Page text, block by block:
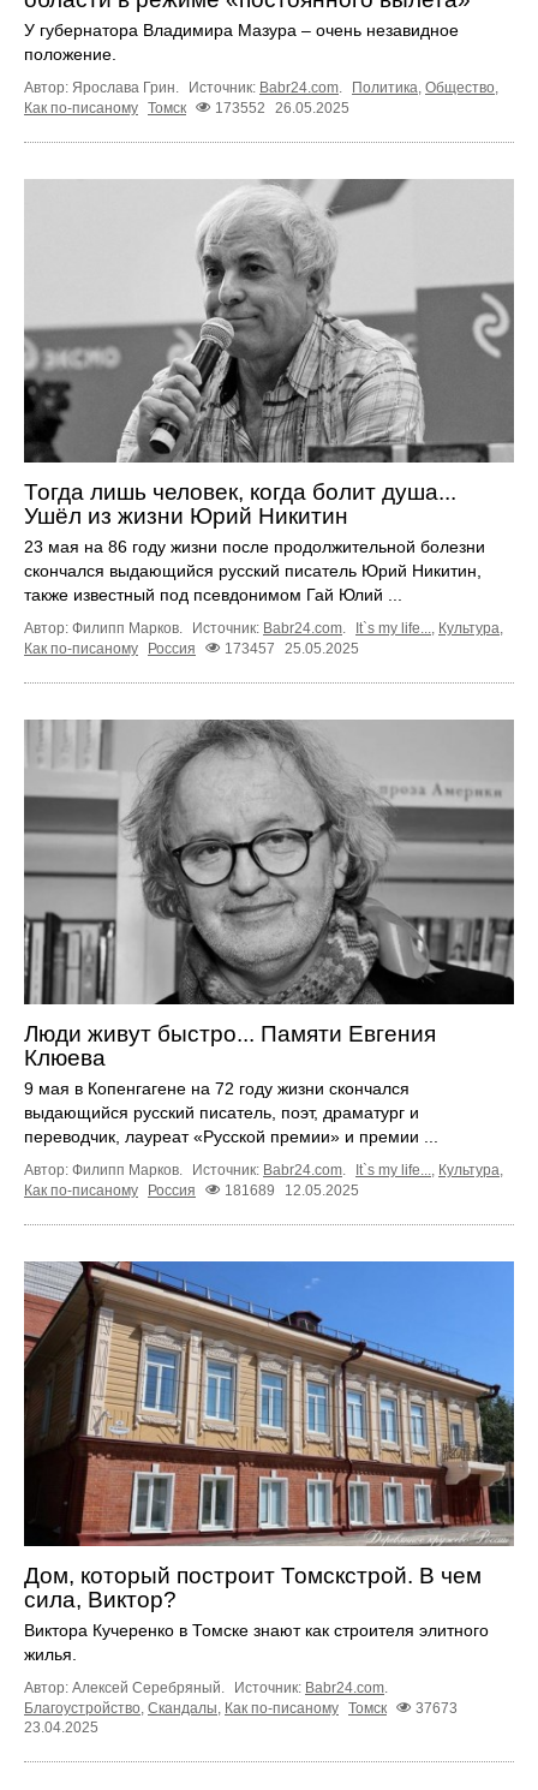
У губернатора Владимира Мазура – очень незавидное
положение.
Автор: Ярослава Грин. Источник: Babr24.com Политика Общество
Как по-писаному Томск 173552 26.05.2025
Тогда лишь человек, когда болит душа...
Ушёл из жизни Юрий Никитин
23 мая на 86 году жизни после продолжительной болезни
скончался выдающийся русский писатель Юрий Никитин,
также известный под псевдонимом Гай Юлий ...
Автор: Филипп Марков. Источник: Babr24.com. It`s my life..., Культура,
Как по-писаному
Россия 173457 25.05.2025
Люди живут быстро... Памяти Евгения
Клюева
9 мая в Копенгагене на 72 году жизни скончался
выдающийся русский писатель, поэт, драматург и
переводчик, лауреат «Русской премии» и премии ...
Автор: Филипп Марков. Источник: Babr24.com. It`s my life..., Культура,
Как по-писаному
Россия 181689 12.05.2025
Дом, который построит Томскстрой. В чем
сила, Виктор?
Виктора Кучеренко в Томске знают как строителя элитного
жилья.
Автор: Алексей Серебряный. Источник: Babr24.com
Благоустройство, Скандалы, Как по-писаному Томск
37673
23.04.2025